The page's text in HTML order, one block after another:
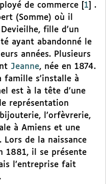
de commerce
1
.
(Somme) où il
fille d’un
ayant abandonné le
années. Plusieurs
Jeanne, née en 1874.
famille s’installe à
est à la tête d’une
représentation
l’orfèvrerie,
à Amiens et une
. Lors de la naissance
1881, il se présente
l’entreprise fait